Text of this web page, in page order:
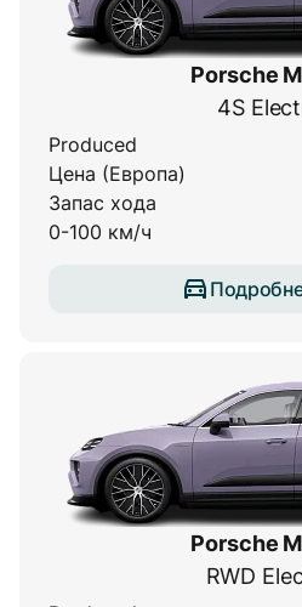
Porsche
4S
Produced
Цена (Европа)
Запас хода
0-100 км/ч
Porsche
RWD